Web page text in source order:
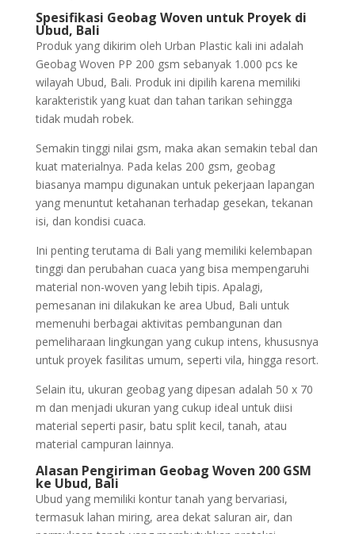
Spesifikasi Geobag Woven untuk Proyek di
Ubud, Bali
Produk yang dikirim oleh Urban Plastic kali ini adalah
Geobag Woven PP 200 gsm sebanyak 1.000 pcs ke
wilayah Ubud, Bali. Produk ini dipilih karena memiliki
karakteristik yang kuat dan tahan tarikan sehingga
tidak mudah robek.
Semakin tinggi nilai gsm, maka akan semakin tebal dan
kuat materialnya. Pada kelas 200 gsm, geobag
biasanya mampu digunakan untuk pekerjaan lapangan
yang menuntut ketahanan terhadap gesekan, tekanan
isi, dan kondisi cuaca.
Ini penting terutama di Bali yang memiliki kelembapan
tinggi dan perubahan cuaca yang bisa mempengaruhi
material non-woven yang lebih tipis. Apalagi,
pemesanan ini dilakukan ke area Ubud, Bali untuk
memenuhi berbagai aktivitas pembangunan dan
pemeliharaan lingkungan yang cukup intens, khususnya
untuk proyek fasilitas umum, seperti vila, hingga resort.
Selain itu, ukuran geobag yang dipesan adalah 50 x 70
m dan menjadi ukuran yang cukup ideal untuk diisi
material seperti pasir, batu split kecil, tanah, atau
material campuran lainnya.
Alasan Pengiriman Geobag Woven 200 GSM
ke Ubud, Bali
Ubud yang memiliki kontur tanah yang bervariasi,
termasuk lahan miring, area dekat saluran air, dan